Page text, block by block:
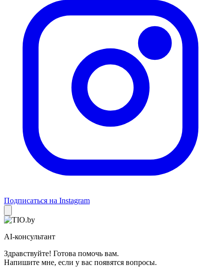
Подписаться на Instagram
AI-консультант
Здравствуйте! Готова помочь вам.
Напишите мне, если у вас появятся вопросы.